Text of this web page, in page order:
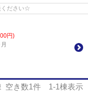
ください☆
円)
空き数1件 1-1棟表示